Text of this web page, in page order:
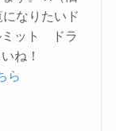
なりたいド
ミット ドラ
ね！
ら